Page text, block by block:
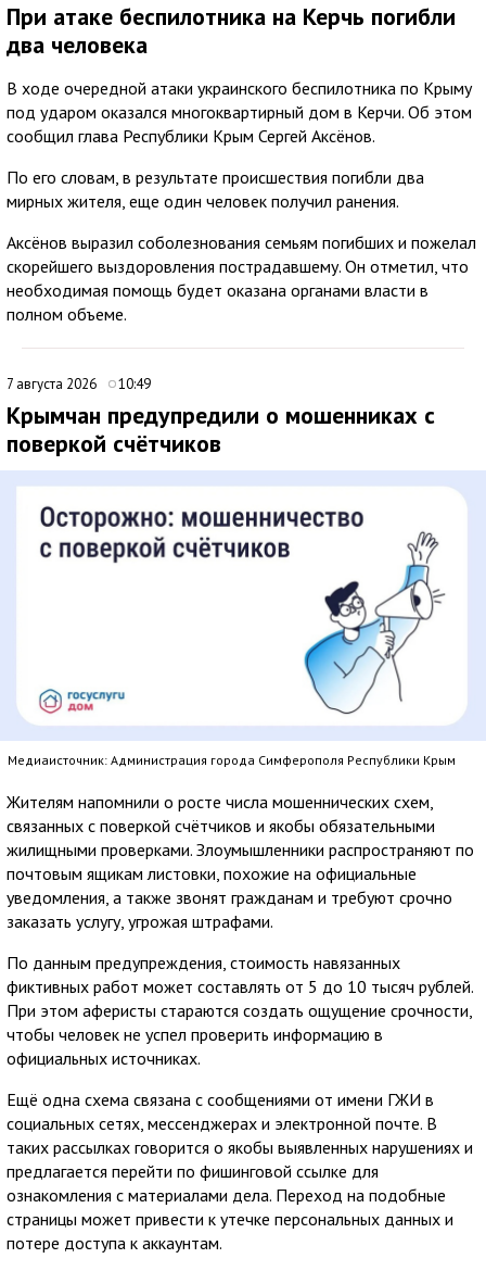
При атаке беспилотника на Керчь погибли
два человека
В ходе очередной атаки украинского беспилотника по Крыму
под ударом оказался многоквартирный дом в Керчи. Об этом
сообщил глава Республики Крым Сергей Аксёнов.
По его словам, в результате происшествия погибли два
мирных жителя, еще один человек получил ранения.
Аксёнов выразил соболезнования семьям погибших и пожелал
скорейшего выздоровления пострадавшему. Он отметил, что
необходимая помощь будет оказана органами власти в
полном объеме.
7 августа 2026 10:49
Крымчан предупредили о мошенниках с
поверкой счётчиков
Медиаисточник: Администрация города Симферополя Республики Крым
Жителям напомнили о росте числа мошеннических схем,
связанных с поверкой счётчиков и якобы обязательными
жилищными проверками. Злоумышленники распространяют по
почтовым ящикам листовки, похожие на официальные
уведомления, а также звонят гражданам и требуют срочно
заказать услугу, угрожая штрафами.
По данным предупреждения, стоимость навязанных
фиктивных работ может составлять от 5 до 10 тысяч рублей.
При этом аферисты стараются создать ощущение срочности,
чтобы человек не успел проверить информацию в
официальных источниках.
Ещё одна схема связана с сообщениями от имени ГЖИ в
социальных сетях, мессенджерах и электронной почте. В
таких рассылках говорится о якобы выявленных нарушениях и
предлагается перейти по фишинговой ссылке для
ознакомления с материалами дела. Переход на подобные
страницы может привести к утечке персональных данных и
потере доступа к аккаунтам.